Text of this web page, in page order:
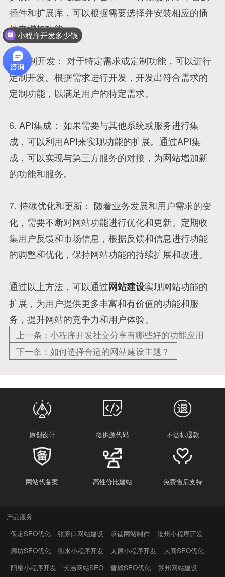
插件和扩展库，可以根据需要选择并安装相应的插
件来增加功能。
5. 定制开发： 对于特定需求或定制功能，可以进行
定制开发。根据需求进行开发，开发出符合需求的
定制功能，以满足用户的特定需求。
6. API集成： 如果需要与其他系统或服务进行集
成，可以利用API来实现功能的扩展。通过API集
成，可以实现与第三方服务的对接，为网站增加新
的功能和服务。
7. 持续优化和更新： 随着业务发展和用户需求的变
化，需要不断对网站功能进行优化和更新。定期收
集用户反馈和市场信息，根据反馈和信息进行功能
的调整和优化，保持网站功能的持续扩展和改进。
通过以上方法，可以通过网站建设实现网站功能的
扩展，为用户提供更多丰富和有价值的功能和服
务，提升网站的竞争力和用户体验。
上一条：小程序开发社交分享有哪些好的功能应用
下一条：如何选择合适的网站建设主题？
原创设计 提供源代码 不达标退款
网站代备案 高性价比建站 免费售后支持
产品服务
保定SEO优化
张家口网站建设 承德网站制作
沧州小程序开发
廊坊SEO优化
衡水小程序开发 太原小程序开发
大同SEO优化
阳泉小程序开发
长治网站SEO 晋城SEO优化 朔州网站建设
小程序开发多少钱